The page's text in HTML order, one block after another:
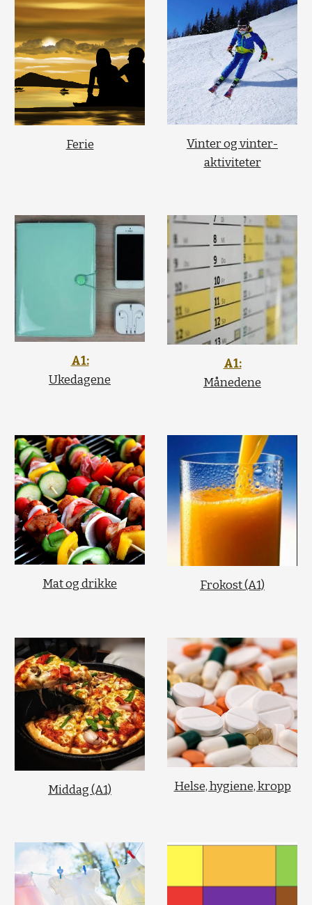
Ferie
Vinter og vinter-
aktiviteter
A1:
Ukedagene
A1:
Månedene
Mat og drikke Frokost (A1)
Middag (A1) Helse, hygiene, kropp